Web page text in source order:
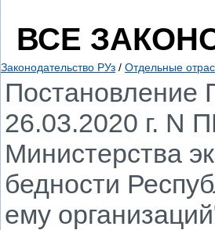
ВСЕ
Законодательство РУз / Отдельные
Постановление
26.03.2020 г. N
Министерства
бедности
ему